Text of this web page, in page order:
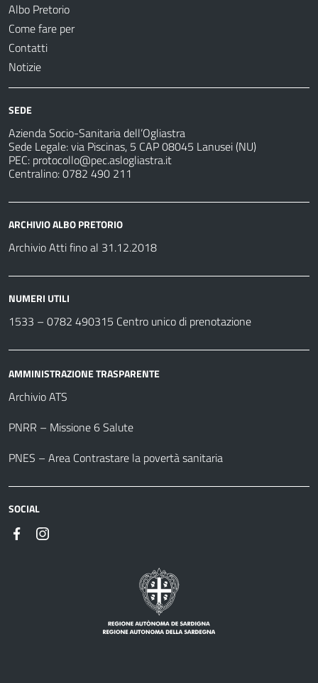
Albo Pretorio
Come fare per
Contatti
Notizie
SEDE
Azienda Socio-Sanitaria dell’Ogliastra
Sede Legale: via Piscinas, 5 CAP 08045 Lanusei (NU)
PEC: protocollo@pec.aslogliastra.it
Centralino: 0782 490 211
ARCHIVIO ALBO PRETORIO
Archivio Atti fino al 31.12.2018
NUMERI UTILI
1533 – 0782 490315 Centro unico di prenotazione
AMMINISTRAZIONE TRASPARENTE
Archivio ATS
PNRR – Missione 6 Salute
PNES – Area Contrastare la povertà sanitaria
SOCIAL